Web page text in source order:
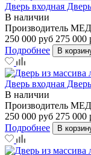
Дверь входная
В наличии
Производитель
250 000 руб 275 000
Подробнее
В
Дверь входная
В наличии
Производитель
250 000 руб 275 000
Подробнее
В